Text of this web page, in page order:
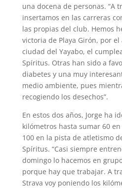
una docena de personas. “A
insertamos en las carreras
las propias del club. Hemos
victoria de Playa Girón, por
ciudad del Yayabo, el
Spíritus. Otras han sido a
diabetes y una muy
medio ambiente, pues
recogiendo los desechos”.
En estos dos años, Jorge ha
kilómetros hasta sumar 60
100 en la pista de atletismo
Spíritus. “Casi siempre
domingo lo hacemos en
porque hay que trabajar. A
Strava voy poniendo los